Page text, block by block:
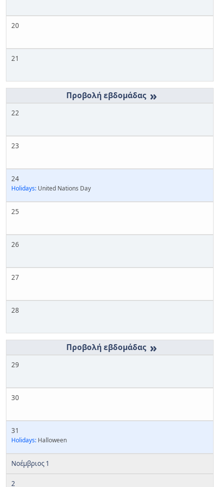
20
21
»
22
23
24
Holidays: United Nations Day
25
26
27
28
»
29
30
31
Holidays: Halloween
Νοέμβριος 1
2